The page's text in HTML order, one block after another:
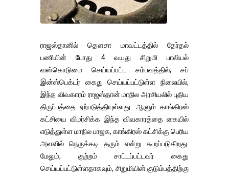
ராஜஸ்தானில் தௌசா மாவட்டத்தில் தேர்தல்
பணியின் போது 4 வயது சிறுமி பாலியல்
வன்கொடுமை செய்யப்பட்ட சம்பவத்தில், சப்
இன்ஸ்பெக்டர் கைது செய்யப்பட்டுள்ள நிலையில்,
இந்த விவகாரம் ராஜஸ்தான் மாநில அரசியலில் புதிய
திருப்பத்தை ஏற்படுத்தியுள்ளது. ஆளும் காங்கிரஸ்
கட்சியை விமர்சிக்க இந்த விவகாரத்தை கையில்
எடுத்துள்ள மாநில பாஜக, காங்கிரஸ் கட்சிக்கு பெரிய
அளவில் நெருக்கடி தரும் என்று கூறப்படுகிறது.
மேலும், குற்றம் சாட்டப்பட்டவர் கைது
செய்யப்பட்டுள்ளதாகவும், சிறுமியின் குடும்பத்திற்கு